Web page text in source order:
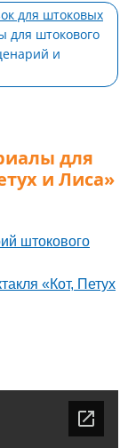
для штоковых
для штокового
и
для
и Лиса»
штокового
«Кот, Петух